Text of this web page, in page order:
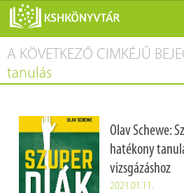
ONLINE KATALÓGUS
RÓLUNK
SZOLGÁLTATÁSOK
KONFERENCIÁK
ADATBÁZISOK
A KÖVETKEZŐ CIMKÉJŰ
tanulás
Olav Schewe:
hatékony
vizsgázáshoz
2021.01.11.